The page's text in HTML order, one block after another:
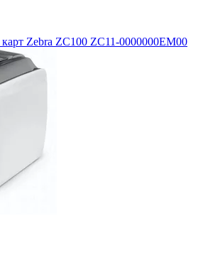
Zebra ZC100 ZC11-0000000EM00